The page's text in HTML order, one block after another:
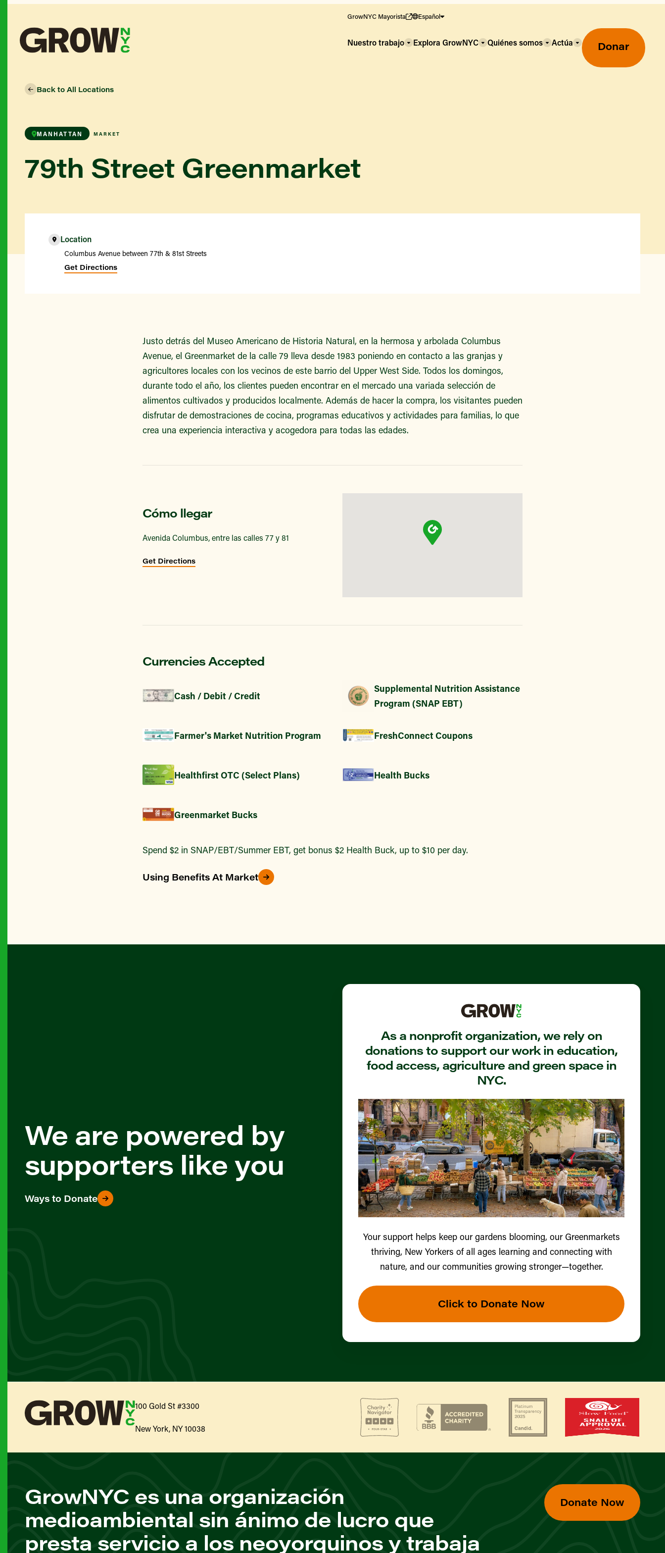
GrowNYC Mayorista Español
Nuestro trabajo
Uso de SNAP y beneficios
Explora GrowNYC Quiénes somos Actúa Donar
Back to All Locations
MANHATTAN MARKET
79th Street Greenmarket
Location
Columbus Avenue between 77th & 81st Streets
Get Directions
Justo detrás del Museo Americano de Historia Natural, en la hermosa y arbolada Columbus
Avenue, el Greenmarket de la calle 79 lleva desde 1983 poniendo en contacto a las granjas y
agricultores locales con los vecinos de este barrio del Upper West Side. Todos los domingos,
durante todo el año, los clientes pueden encontrar en el mercado una variada selección de
alimentos cultivados y producidos localmente. Además de hacer la compra, los visitantes pueden
disfrutar de demostraciones de cocina, programas educativos y actividades para familias, lo que
crea una experiencia interactiva y acogedora para todas las edades.
Cómo llegar
Avenida Columbus, entre las calles 77 y 81
Get Directions
Currencies Accepted
Cash / Debit / Credit
Supplemental Nutrition Assistance
Program (SNAP EBT)
Farmer's Market Nutrition Program FreshConnect Coupons
Healthfirst OTC (Select Plans) Health Bucks
Greenmarket Bucks
Spend $2 in SNAP/EBT/Summer EBT, get bonus $2 Health Buck, up to $10 per day.
Using Benefits At Market
We are powered by
supporters like you
Ways to Donate
As a nonprofit organization, we rely on
donations to support our work in education,
food access, agriculture and green space in
NYC.
Your support helps keep our gardens blooming, our Greenmarkets
thriving, New Yorkers of all ages learning and connecting with
nature, and our communities growing stronger—together.
Click to Donate Now
100 Gold St #3300
New York, NY 10038
GrowNYC es una organización
medioambiental sin ánimo de lucro que
presta servicio a los neoyorquinos y trabaja
Donate Now